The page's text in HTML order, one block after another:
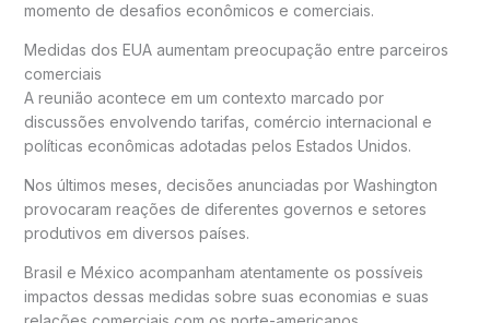
momento de desafios econômicos e comerciais.
Medidas dos EUA aumentam preocupação entre parceiros
comerciais
A reunião acontece em um contexto marcado por
discussões envolvendo tarifas, comércio internacional e
políticas econômicas adotadas pelos Estados Unidos.
Nos últimos meses, decisões anunciadas por Washington
provocaram reações de diferentes governos e setores
produtivos em diversos países.
Brasil e México acompanham atentamente os possíveis
impactos dessas medidas sobre suas economias e suas